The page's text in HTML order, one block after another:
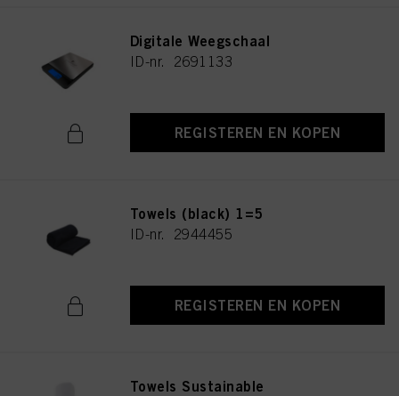
Digitale Weegschaal
ID-nr. 2691133
REGISTEREN EN KOPEN
Towels (black) 1=5
ID-nr. 2944455
REGISTEREN EN KOPEN
Towels Sustainable